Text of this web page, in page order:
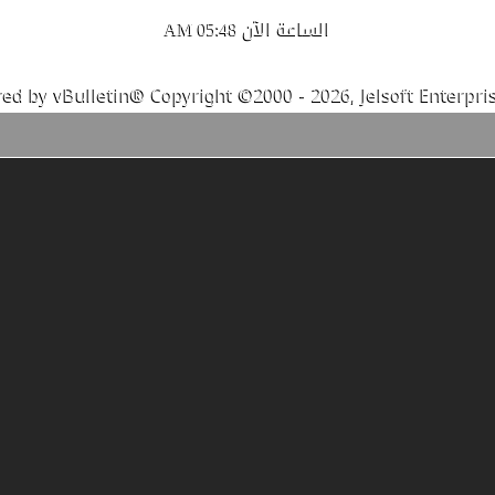
الساعة الآن 05:48 AM
by vBulletin® Copyright ©2000 - 2026, Jelsoft